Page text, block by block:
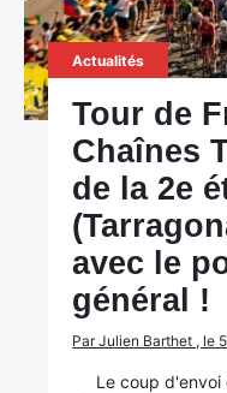
Actualités
Tour de
Chaînes
de la 2e
avec le
général !
Par Julien Barthet , le
Le coup